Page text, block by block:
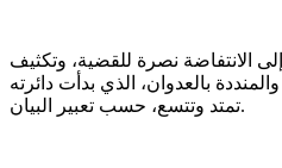
الانتفاضة نصرة للقضية، وتكثيف
بالعدوان، الذي بدأت دائرته
تمتد وتتسع، حسب تعبير البيان.